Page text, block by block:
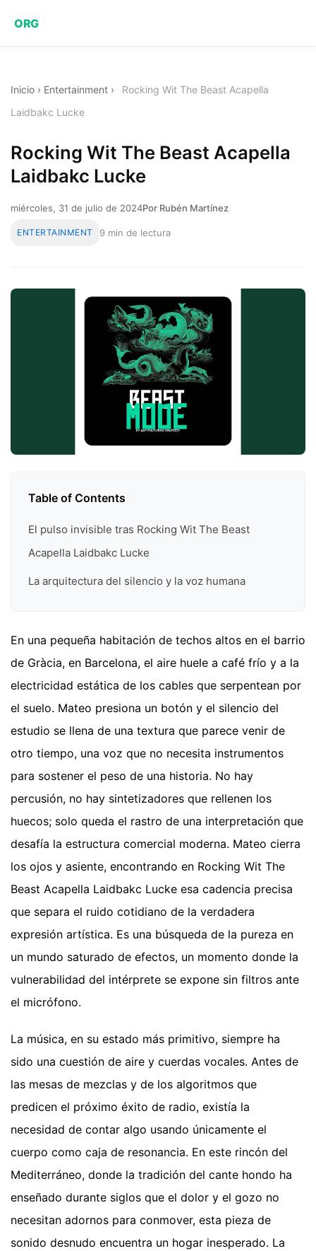
ORG
Inicio › Entertainment ›
Rocking Wit The Beast Acapella
Laidbakc Lucke
Rocking Wit The Beast Acapella
Laidbakc Lucke
miércoles, 31 de julio de 2024Por Rubén Martínez
ENTERTAINMENT 9 min de lectura
Table of Contents
El pulso invisible tras Rocking Wit The Beast
Acapella Laidbakc Lucke
La arquitectura del silencio y la voz humana
En una pequeña habitación de techos altos en el barrio
de Gràcia, en Barcelona, el aire huele a café frío y a la
electricidad estática de los cables que serpentean por
el suelo. Mateo presiona un botón y el silencio del
estudio se llena de una textura que parece venir de
otro tiempo, una voz que no necesita instrumentos
para sostener el peso de una historia. No hay
percusión, no hay sintetizadores que rellenen los
huecos; solo queda el rastro de una interpretación que
desafía la estructura comercial moderna. Mateo cierra
los ojos y asiente, encontrando en Rocking Wit The
Beast Acapella Laidbakc Lucke esa cadencia precisa
que separa el ruido cotidiano de la verdadera
expresión artística. Es una búsqueda de la pureza en
un mundo saturado de efectos, un momento donde la
vulnerabilidad del intérprete se expone sin filtros ante
el micrófono.
La música, en su estado más primitivo, siempre ha
sido una cuestión de aire y cuerdas vocales. Antes de
las mesas de mezclas y de los algoritmos que
predicen el próximo éxito de radio, existía la
necesidad de contar algo usando únicamente el
cuerpo como caja de resonancia. En este rincón del
Mediterráneo, donde la tradición del cante hondo ha
enseñado durante siglos que el dolor y el gozo no
necesitan adornos para conmover, esta pieza de
sonido desnudo encuentra un hogar inesperado. La